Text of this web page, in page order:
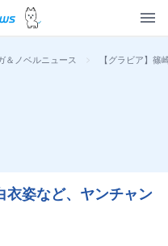
＆ノベルニュース > 【グラビア】
衣姿など、ヤンチャン